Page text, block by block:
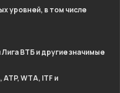
уровней, в том числе
ВТБ и другие значимые
WTA, ITF и